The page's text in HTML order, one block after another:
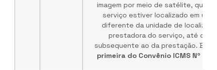
imagem por meio de satélite,
serviço estiver localizado em
diferente da unidade de
prestadora do serviço, até o
subsequente ao da prestação.
primeira do Convênio ICMS Nº 10